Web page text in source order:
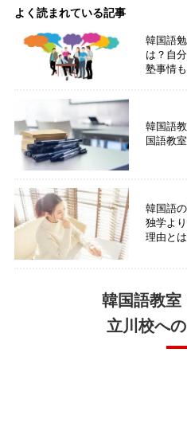
よく読まれている記事
韓国語
は？自
塾事情
韓国語
国語教
韓国語
独学よ
理由とは
韓国語教
立川校へ